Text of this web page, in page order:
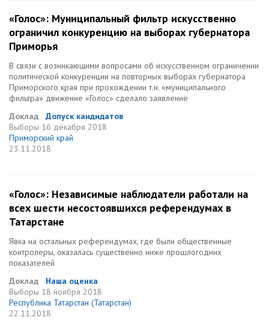
«Голос»: Муниципальный фильтр искусственно
ограничил конкуренцию на выборах губернатора
Приморья
В связи с возникающими вопросами об искусственном ограничении
политической конкуренции на повторных выборах губернатора
Приморского края при прохождении т.н. «муниципального
фильтра» движение «Голос» сделало заявление
Доклад
Допуск кандидатов
Выборы 16 декабря 2018
Приморский край
23.11.2018
«Голос»: Независимые наблюдатели работали на
всех шести несостоявшихся референдумах в
Татарстане
Явка на остальных референдумах, где были общественные
контролеры, оказалась существенно ниже прошлогодних
показателей
Доклад
Наша оценка
Выборы 18 ноября 2018
Республика Татарстан (Татарстан)
22.11.2018